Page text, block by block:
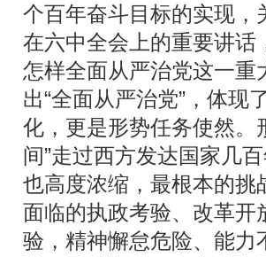
个百年奋斗目标的实现，
在六中全会上的重要讲话
怎样全面从严治党这一重
出“全面从严治党”，体现
化，更是形势任务使然。
间”走过西方发达国家几
也高度浓缩，最根本的挑
面临的执政考验、改革
验，精神懈怠危险、能力